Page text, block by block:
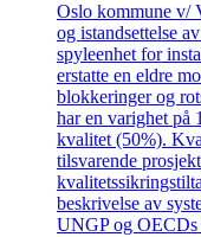
Oslo kommune v/
og istandsettelse
spyleenhet for
erstatte en eldre
blokkeringer og
har en varighet på
kvalitet (50%).
tilsvarende
beskrivelse av
UNGP og OECDs